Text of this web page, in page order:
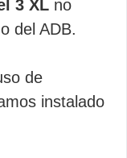
3 XL no
del ADB.
de
instalado